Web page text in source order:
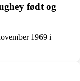
født og
1969 i